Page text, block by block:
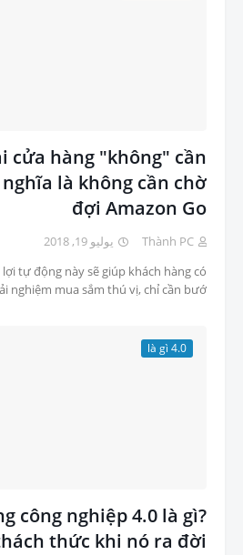
cửa hàng "không" cần
là không cần chờ
đợi Amazon Go
Thành PC
يوليو 19, 2018
tự động này sẽ giúp khách hàng có
nghiệm mua sắm thú vị, chỉ cần bướ…
4.0 là gì
công nghiệp 4.0 là gì?
thức khi nó ra đời